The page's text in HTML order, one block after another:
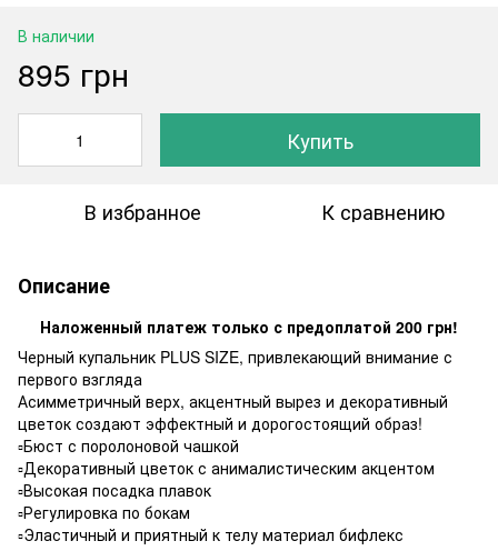
В наличии
895 грн
Купить
В избранное К сравнению
Описание
Наложенный платеж только с предоплатой 200 грн!
Черный купальник PLUS SIZE, привлекающий внимание с
первого взгляда
Асимметричный верх, акцентный вырез и декоративный
цветок создают эффектный и дорогостоящий образ!
▫️Бюст с поролоновой чашкой
▫️Декоративный цветок с анималистическим акцентом
▫️Высокая посадка плавок
▫️Регулировка по бокам
▫️Эластичный и приятный к телу материал бифлекс